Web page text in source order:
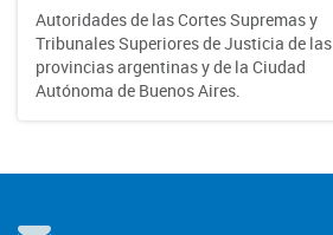
Autoridades de las Cortes Supremas y
Tribunales Superiores de Justicia de las
provincias argentinas y de la Ciudad
Autónoma de Buenos Aires.